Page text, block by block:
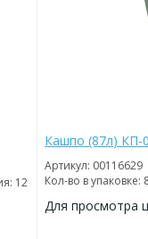
12
Кашпо (87л) КП-
Артикул: 00116629
Кол-во в упаковке:
Для просмотра